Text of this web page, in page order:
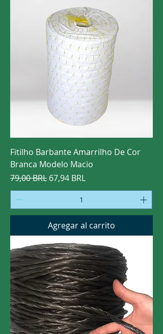
Fitilho Barbante Amarrilho De Cor
Branca Modelo Macio
Precio
79,00 BRL Precio de oferta
67,94 BRL
Agregar al carrito